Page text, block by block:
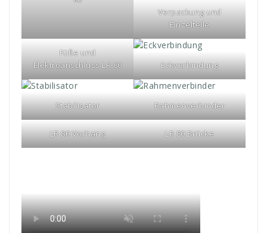
Verpackung und
Einzelteile
Füße und
Elektroanschluss LR 80
Eckverbindung
Stabilisator Rahmenverbinder
LR 80 Vorhang LR 80 Brücke